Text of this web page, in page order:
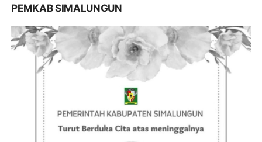
PEMKAB SIMALUNGUN